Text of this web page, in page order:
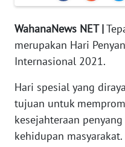
WahanaNews NET |
merupakan Hari
Internasional 2021.
Hari spesial yang
tujuan untuk
kesejahteraan penyang
kehidupan masyarakat.
KAMI
PEDOMAN
MEDIA
SIBER
REDAKSI
KARIR